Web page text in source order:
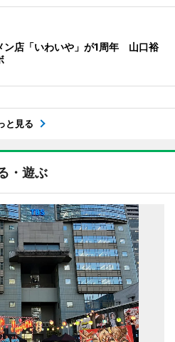
ン店「いわいや」が1周年 山口裕
と見る
・遊ぶ